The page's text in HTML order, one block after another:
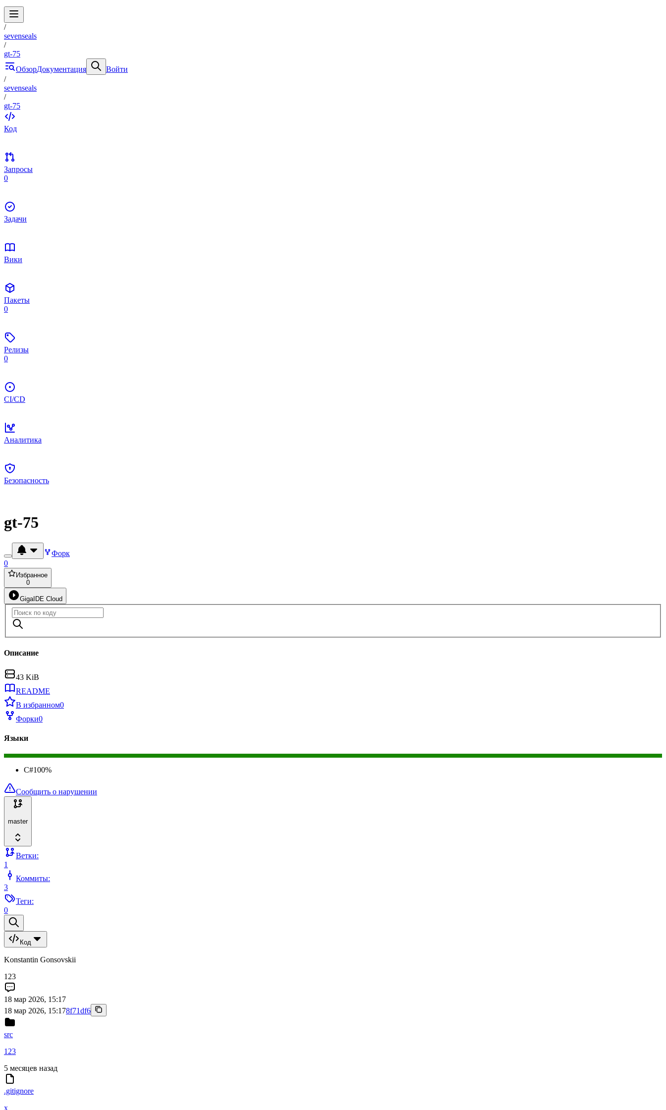
/
sevenseals
/
gt-75
ОбзорДокументация
Войти
/
sevenseals
/
gt-75
Код
Запросы
0
Задачи
Вики
Пакеты
0
Релизы
0
CI/CD
Аналитика
Безопасность
gt-75
Форк
0
Избранное
0
GigaIDE Cloud
Описание
43 KiB
README
В избранном0
Форки0
Языки
C#100%
Сообщить о нарушении
master
Ветки:
1
Коммиты:
3
Теги:
0
Код
Konstantin Gonsovskii
123
18 мар 2026, 15:17
18 мар 2026, 15:178f71df6
src
123
5 месяцев назад
.gitignore
x